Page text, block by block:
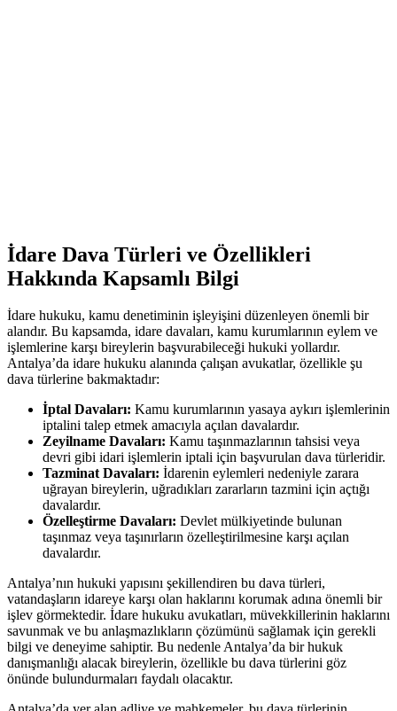
İdare Dava Türleri ve Özellikleri
Hakkında Kapsamlı Bilgi
İdare hukuku,‍ kamu denetiminin⁣ işleyişini‌ düzenleyen önemli bir
alandır. Bu kapsamda, idare davaları, kamu kurumlarının eylem ve
işlemlerine karşı bireylerin başvurabileceği hukuki yollardır.
Antalya’da ​idare hukuku alanında‌ çalışan avukatlar, özellikle şu
dava türlerine⁣ bakmaktadır:
İptal Davaları: Kamu kurumlarının yasaya aykırı işlemlerinin
iptalini​ talep etmek amacıyla​ açılan davalardır.
Zeyilname‌ Davaları: Kamu taşınmazlarının⁤ tahsisi veya
devri ⁣gibi ⁣idari işlemlerin iptali için başvurulan dava türleridir.
Tazminat Davaları: İdarenin eylemleri ⁤nedeniyle zarara
uğrayan bireylerin,⁣ uğradıkları zararların tazmini için açtığı⁣
davalardır.
Özelleştirme Davaları: Devlet mülkiyetinde bulunan
taşınmaz veya taşınırların ⁣özelleştirilmesine karşı açılan
davalardır.
Antalya’nın hukuki yapısını şekillendiren bu dava türleri,
vatandaşların idareye karşı olan haklarını⁤ korumak adına ‍önemli bir ​
işlev görmektedir. ⁢İdare ‍hukuku avukatları, ‍müvekkillerinin​ haklarını
savunmak ve bu anlaşmazlıkların çözümünü sağlamak için gerekli⁤
bilgi ve ‌deneyime sahiptir.⁣ Bu nedenle ⁢Antalya’da bir hukuk
danışmanlığı alacak ⁣bireylerin, özellikle bu dava türlerini göz
önünde bulundurmaları faydalı ⁢olacaktır.